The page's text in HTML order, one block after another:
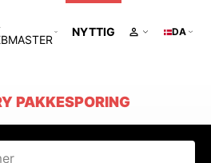
NYTTIG DA
PAKKESPORING